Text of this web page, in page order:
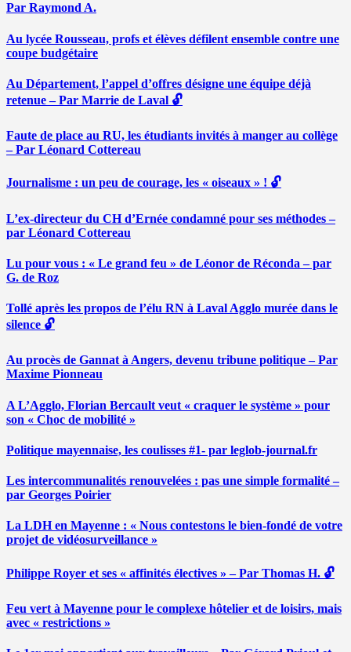
Par Raymond A.
Au lycée Rousseau, profs et élèves défilent ensemble contre une
coupe budgétaire
Au Département, l’appel d’offres désigne une équipe déjà
retenue – Par Marrie de Laval 🔓
Faute de place au RU, les étudiants invités à manger au collège
– Par Léonard Cottereau
Journalisme : un peu de courage, les « oiseaux » ! 🔓
L’ex-directeur du CH d’Ernée condamné pour ses méthodes –
par Léonard Cottereau
Lu pour vous : « Le grand feu » de Léonor de Réconda – par
G. de Roz
Tollé après les propos de l’élu RN à Laval Agglo murée dans le
silence 🔓
Au procès de Gannat à Angers, devenu tribune politique – Par
Maxime Pionneau
A L’Agglo, Florian Bercault veut « craquer le système » pour
son « Choc de mobilité »
Politique mayennaise, les coulisses #1- par leglob-journal.fr
Les intercommunalités renouvelées : pas une simple formalité –
par Georges Poirier
La LDH en Mayenne : « Nous contestons le bien-fondé de votre
projet de vidéosurveillance »
Philippe Royer et ses « affinités électives » – Par Thomas H. 🔓
Feu vert à Mayenne pour le complexe hôtelier et de loisirs, mais
avec « restrictions »